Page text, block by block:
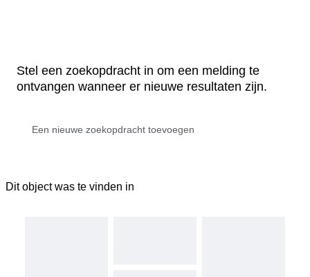
Stel een zoekopdracht in om een melding te
ontvangen wanneer er nieuwe resultaten zijn.
Dit object was te vinden in